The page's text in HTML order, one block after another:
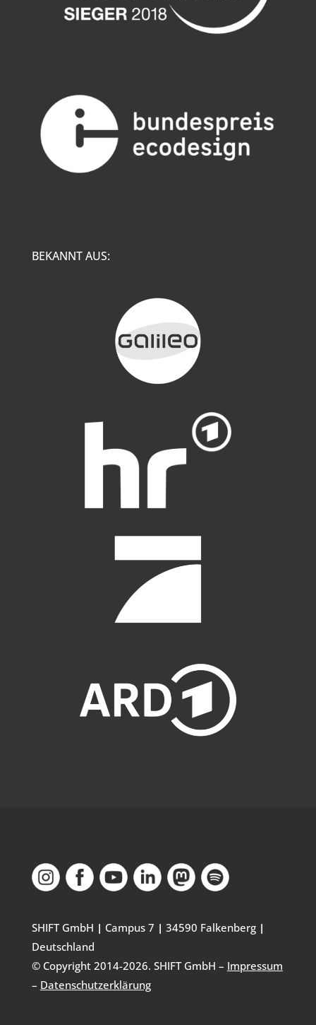
BEKANNT AUS:
SHIFT GmbH | Campus 7 | 34590 Falkenberg |
Deutschland
© Copyright 2014-2026. SHIFT GmbH – Impressum
– Datenschutzerklärung